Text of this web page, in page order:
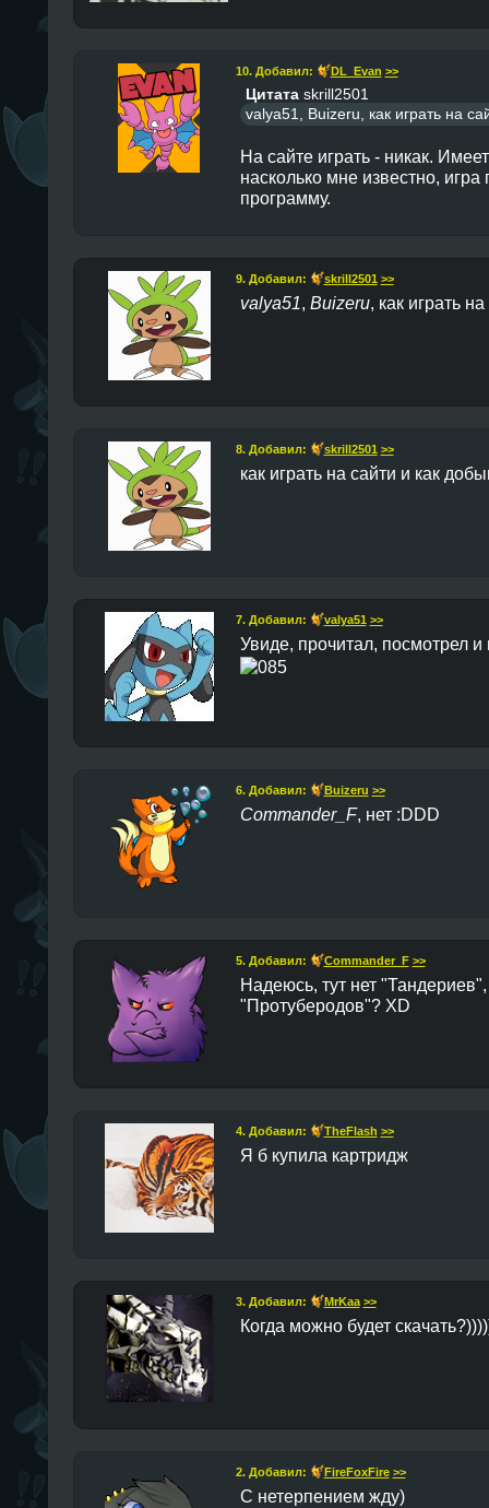
10. Добавил: DL_Evan >>
Цитата skrill2501
valya51, Buizeru, как играть на
На сайте играть - никак.
насколько мне известно,
программу.
9. Добавил: skrill2501 >>
valya51, Buizeru, как играть
8. Добавил: skrill2501 >>
как играть на сайти и как
7. Добавил: valya51 >>
Увиде, прочитал, посмотрел
6. Добавил: Buizeru >>
Commander_F, нет :DDD
5. Добавил: Commander_F >>
Надеюсь, тут нет
"Протуберодов"? XD
4. Добавил: TheFlаsh >>
Я б купила картридж
3. Добавил: MrKaa >>
Когда можно будет
2. Добавил: FireFoxFire >>
С нетерпением жду)